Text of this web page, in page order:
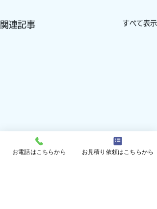
関連記事 すべて表示
お電話はこちらから お見積り依頼はこちらから